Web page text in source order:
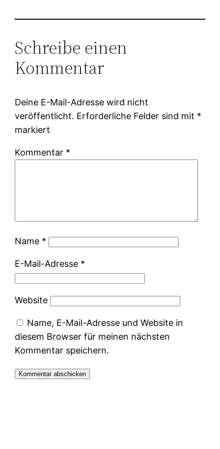
Schreibe einen
Kommentar
Deine E-Mail-Adresse wird nicht
veröffentlicht. Erforderliche Felder sind mit *
markiert
Kommentar *
Name *
E-Mail-Adresse *
Website
Name, E-Mail-Adresse und Website in
diesem Browser für meinen nächsten
Kommentar speichern.